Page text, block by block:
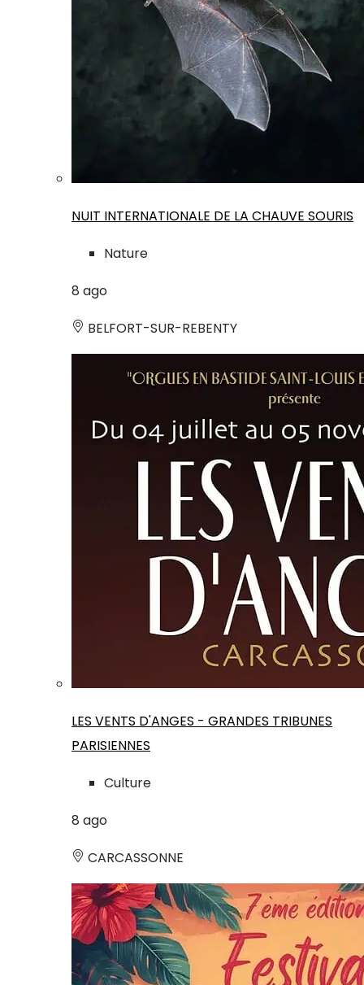
NUIT INTERNATIONALE DE LA CHAUVE SOURIS
Nature
8 ago
BELFORT-SUR-REBENTY
LES VENTS D'ANGES - GRANDES TRIBUNES
PARISIENNES
Culture
8 ago
CARCASSONNE